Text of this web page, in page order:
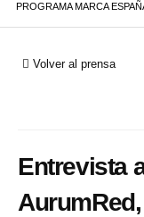
PROGRAMA MARCA
Volver al prensa
Entrevista